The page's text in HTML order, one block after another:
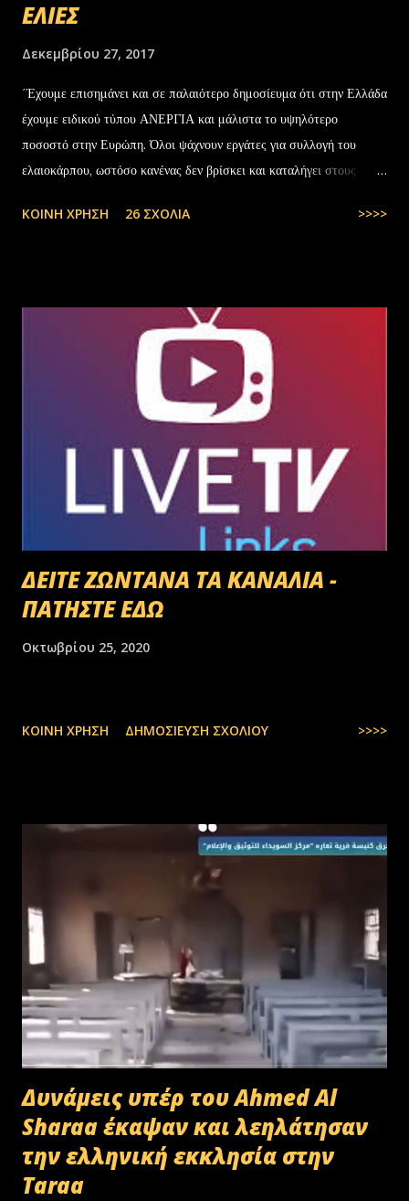
ΕΛΙΕΣ
Δεκεμβρίου 27, 2017
΄Έχουμε επισημάνει και σε παλαιότερο δημοσίευμα ότι στην Ελλάδα
έχουμε ειδικού τύπου ΑΝΕΡΓΙΑ και μάλιστα το υψηλότερο
ποσοστό στην Ευρώπη. Όλοι ψάχνουν εργάτες για συλλογή του
ελαιοκάρπου, ωστόσο κανένας δεν βρίσκει και καταλήγει στους
στην Ελλάδα, πάλι δεν μας φτάνουν. Στην Ελλάδα του 1.000.000
ΚΟΙΝΉ ΧΡΉΣΗ 26 ΣΧΌΛΙΑ >>>>
ΔΕΙΤΕ ΖΩΝΤΑΝΑ ΤΑ ΚΑΝΑΛΙΑ -
ΠΑΤΗΣΤΕ ΕΔΩ
Οκτωβρίου 25, 2020
ΚΟΙΝΉ ΧΡΉΣΗ ΔΗΜΟΣΊΕΥΣΗ ΣΧΟΛΊΟΥ >>>>
Δυνάμεις υπέρ του Ahmed Al
Sharaa έκαψαν και λεηλάτησαν
την ελληνική εκκλησία στην
Taraa